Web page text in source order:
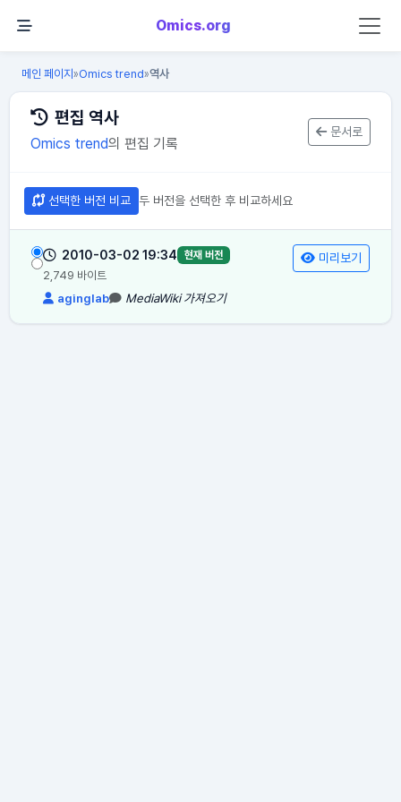
Omics.org
메인 페이지»Omics trend»역사
편집 역사
Omics trend의 편집 기록
문서로
선택한 버전 비교 두 버전을 선택한 후 비교하세요
2010-03-02 19:34 현재 버전
2,749 바이트
aginglab MediaWiki 가져오기
미리보기